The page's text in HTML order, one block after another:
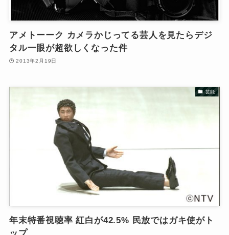
アメトーーク カメラかじってる芸人を見たらデジ
タル一眼が超欲しくなった件
2013年2月19日
芸能
年末特番視聴率 紅白が42.5% 民放ではガキ使がト